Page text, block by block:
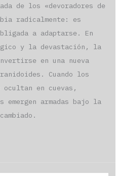
de los «devoradores de
radicalmente: es
a adaptarse. En
y la devastación, la
en una nueva
Cuando los
ocultan en cuevas,
armadas bajo la